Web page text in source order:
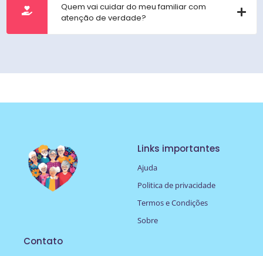
Quem vai cuidar do meu familiar com
atenção de verdade?
Links importantes
Ajuda
Politica de privacidade
Termos e Condições
Sobre
Contato